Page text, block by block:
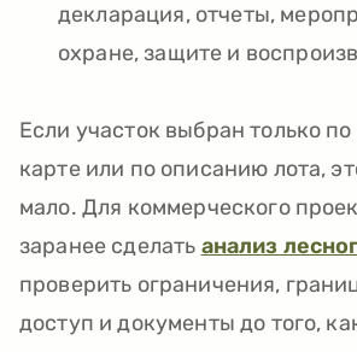
декларация, отчеты,
охране, защите и
Если участок выбран только
карте или по описанию лота,
мало. Для коммерческого
заранее сделать анализ
проверить ограничения,
доступ и документы до того,